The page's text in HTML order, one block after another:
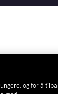
og for å